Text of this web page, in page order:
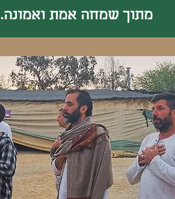
מתוך שמחה אמת ואמונה.